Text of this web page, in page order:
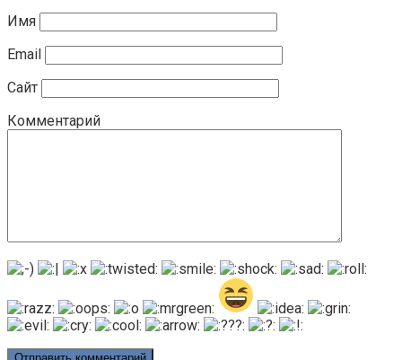
Имя
Email
Сайт
Комментарий